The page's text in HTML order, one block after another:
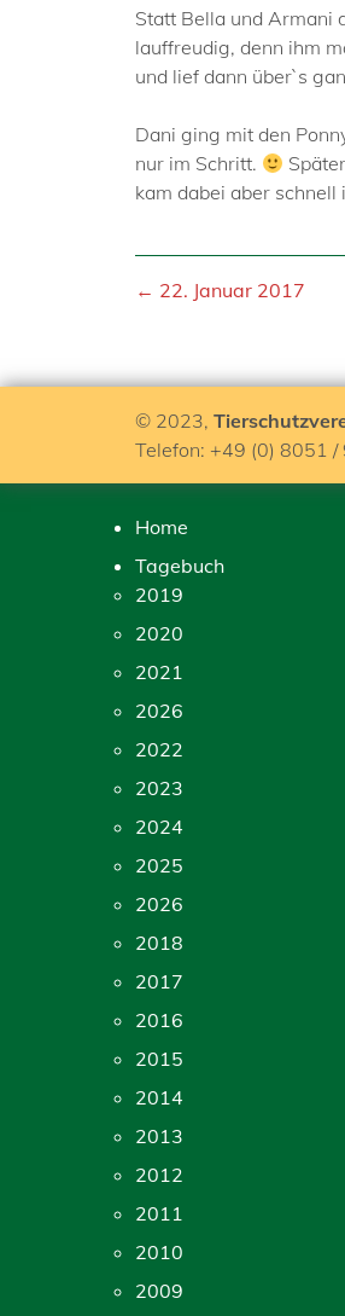
Statt Bella und Armani
lauffreudig, denn ihm
und lief dann über`s
Dani ging mit den
nur im Schritt.
kam dabei aber
← 22. Januar 2017
© 2023,
Telefon: +49 (0) 8051
Home
Tagebuch
2019
2020
2021
2026
2022
2023
2024
2025
2026
2018
2017
2016
2015
2014
2013
2012
2011
2010
2009